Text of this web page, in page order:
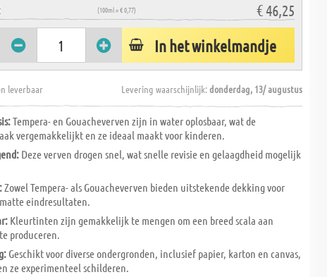
(100ml = € 0,77) € 46,25
In het winkelmandje
leverbaar Levering waarschijnlijk:donderdag, 13/ augustus
Tempera- en Gouacheverven zijn in water oplosbaar, wat de
vergemakkelijkt en ze ideaal maakt voor kinderen.
Deze verven drogen snel, wat snelle revisie en gelaagdheid mogelijk
Zowel Tempera- als Gouacheverven bieden uitstekende dekking voor
eindresultaten.
Kleurtinten zijn gemakkelijk te mengen om een breed scala aan
produceren.
Geschikt voor diverse ondergronden, inclusief papier, karton en canvas,
ze experimenteel schilderen.